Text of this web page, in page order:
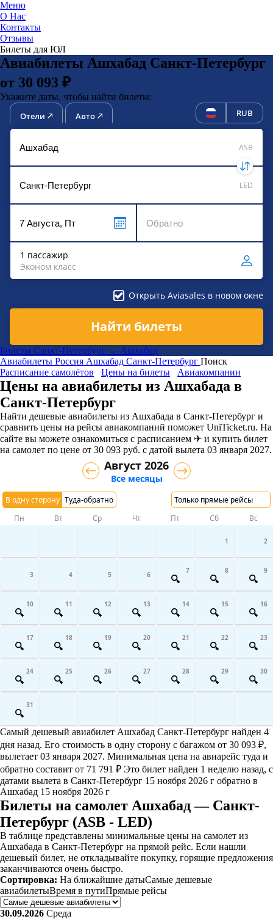
Меню
О Нас
Контакты
Отзывы
Билеты для ЮЛ
Авиабилеты Ашхабад Санкт-Петербург
от 30 093 ₽
Укажите даты, чтобы найти билеты:
Отели Авто RUB
ASB
LED
1 пассажир
Эконом класс
Открыть Aviasales в новом окне
Найти билеты
Билеты Санкт-Петербург → Ашхабад
Авиабилеты Россия Ашхабад Санкт-Петербург Поиск
Расписание самолётов
Цены на билеты Авиакомпании
Цены на авиабилеты из Ашхабада в
Санкт-Петербург
Найти дешевые авиабилеты из Ашхабада в Санкт-Петербург и
сравнить цены на рейсы авиакомпаний поможет UniTicket.ru. На
сайте вы можете ознакомиться с расписанием ✈ и купить билет
на самолет по цене от 30 093 руб. с датой вылета 03 января 2027.
В одну сторону Туда-обратно Только прямые рейсы
Август 2026
Все месяцы
Пн Вт Ср Чт Пт Сб Вс
1 2
3 4 5 6 7 8 9
10 11 12 13 14 15 16
17 18 19 20 21 22 23
24 25 26 27 28 29 30
31
Самый дешевый авиабилет Ашхабад Санкт-Петербург найден 4
дня назад. Его стоимость в одну сторону с багажом от 30 093 ₽,
вылетает 03 января 2027. Минимальная цена на авиарейс туда и
обратно составит от 71 791 ₽ Это билет найден 1 неделю назад, с
датами вылета в Санкт-Петербург 15 ноября 2026 г обратно в
Ашхабад 15 ноября 2026 г
Билеты на самолет Ашхабад — Санкт-
Петербург (ASB - LED)
В таблице представлены минимальные цены на самолет из
Ашхабада в Санкт-Петербург на прямой рейс. Если нашли
дешевый билет, не откладывайте покупку, горящие предложения
заканчиваются очень быстро.
Сортировка: На ближайшие датыСамые дешевые
авиабилетыВремя в путиПрямые рейсы
30.09.2026 Среда